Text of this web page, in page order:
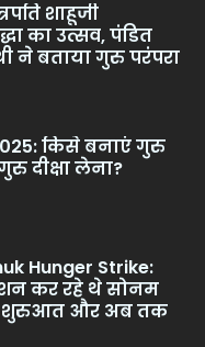
शाहूजी
का उत्सव, पंडित
ने बताया गुरु परंपरा
किसे बनाएं गुरु
दीक्षा लेना?
Hunger Strike:
कर रहे थे सोनम
शुरुआत और अब तक